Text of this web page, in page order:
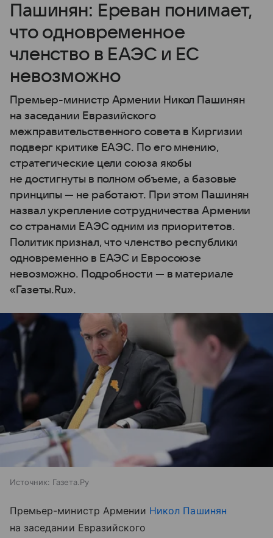
Пашинян: Ереван понимает,
что одновременное
членство в ЕАЭС и ЕС
невозможно
Премьер-министр Армении Никол Пашинян
на заседании Евразийского
межправительственного совета в Киргизии
подверг критике ЕАЭС. По его мнению,
стратегические цели союза якобы
не достигнуты в полном объеме, а базовые
принципы — не работают. При этом Пашинян
назвал укрепление сотрудничества Армении
со странами ЕАЭС одним из приоритетов.
Политик признал, что членство республики
одновременно в ЕАЭС и Евросоюзе
невозможно. Подробности — в материале
«Газеты.Ru».
Источник: Газета.Ру
Премьер-министр Армении Никол Пашинян
на заседании Евразийского